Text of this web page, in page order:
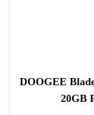
DOOGEE
20GB